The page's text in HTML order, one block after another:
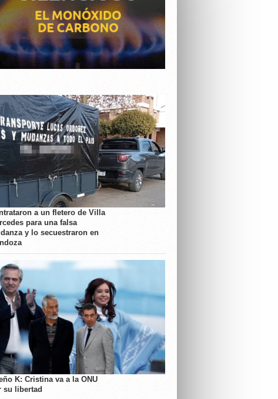
a un fletero de Villa
para una falsa
y lo secuestraron en
K: Cristina va a la ONU
su libertad